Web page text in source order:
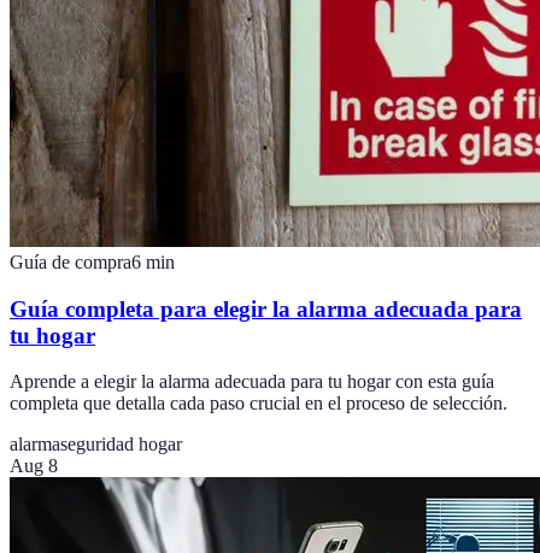
Guía de compra6 min
Guía completa para elegir la alarma adecuada para
tu hogar
Aprende a elegir la alarma adecuada para tu hogar con esta guía
completa que detalla cada paso crucial en el proceso de selección.
alarmaseguridad hogar
Aug 8